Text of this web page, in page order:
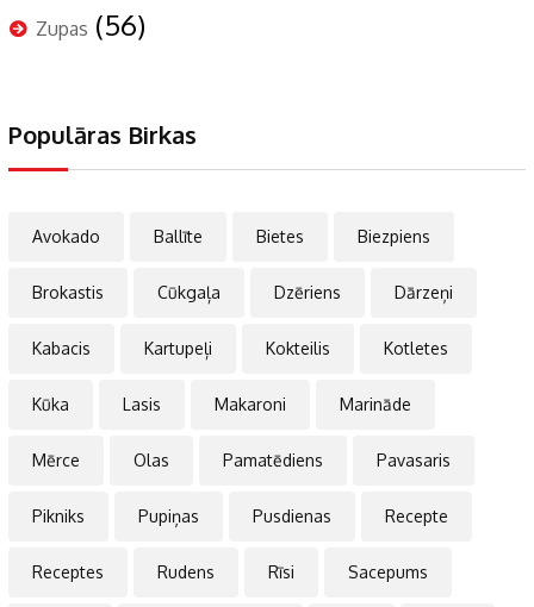
Zupas (56)
Populāras Birkas
Avokado Ballīte Bietes Biezpiens
Brokastis Cūkgaļa Dzēriens Dārzeņi
Kabacis Kartupeļi Kokteilis Kotletes
Kūka Lasis Makaroni Marināde
Mērce Olas Pamatēdiens Pavasaris
Pikniks Pupiņas Pusdienas Recepte
Receptes Rudens Rīsi Sacepums